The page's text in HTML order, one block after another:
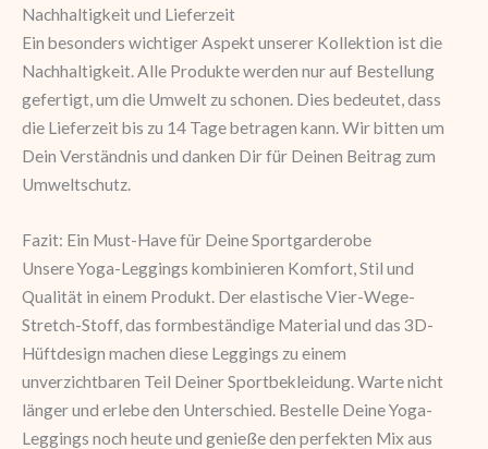
Nachhaltigkeit und Lieferzeit
Ein besonders wichtiger Aspekt unserer Kollektion ist die
Nachhaltigkeit. Alle Produkte werden nur auf Bestellung
gefertigt, um die Umwelt zu schonen. Dies bedeutet, dass
die Lieferzeit bis zu 14 Tage betragen kann. Wir bitten um
Dein Verständnis und danken Dir für Deinen Beitrag zum
Umweltschutz.
Fazit: Ein Must-Have für Deine Sportgarderobe
Unsere Yoga-Leggings kombinieren Komfort, Stil und
Qualität in einem Produkt. Der elastische Vier-Wege-
Stretch-Stoff, das formbeständige Material und das 3D-
Hüftdesign machen diese Leggings zu einem
unverzichtbaren Teil Deiner Sportbekleidung. Warte nicht
länger und erlebe den Unterschied. Bestelle Deine Yoga-
Leggings noch heute und genieße den perfekten Mix aus